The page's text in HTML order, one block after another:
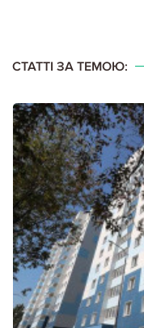
СТАТТІ ЗА ТЕМОЮ: